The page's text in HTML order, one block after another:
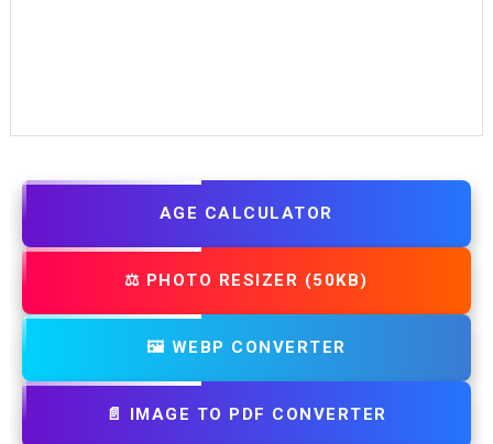
AGE CALCULATOR
⚖️ PHOTO RESIZER (50KB)
🖼️ WEBP CONVERTER
📄 IMAGE TO PDF CONVERTER